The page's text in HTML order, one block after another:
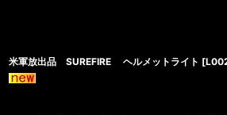
米軍放出品 SUREFIRE ヘルメットライト [